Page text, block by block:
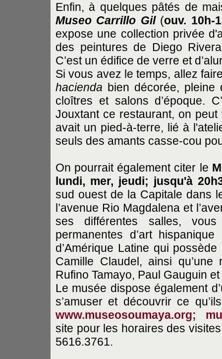
Enfin, à quelques pâtés de
Museo Carrillo Gil(ouv. 10h-
expose une collection privée
des peintures de Diego
C’est un édifice de verre et
Si vous avez le temps, allez
hacienda bien décorée, pleine
cloîtres et salons d’époque.
Jouxtant ce restaurant, on
avait un pied-à-terre, lié à
seuls des amants casse-cou
On pourrait également citer le
lundi, mer, jeudi; jusqu'à
sud ouest de la Capitale dans
l’avenue Rio Magdalena et
ses différentes salles,
permanentes d’art
d’Amérique Latine qui
Camille Claudel, ainsi
Rufino Tamayo, Paul Gauguin
Le musée dispose également
s’amuser et découvrir ce
www.museosoumaya.org;
site pour les horaires des
5616.3761.